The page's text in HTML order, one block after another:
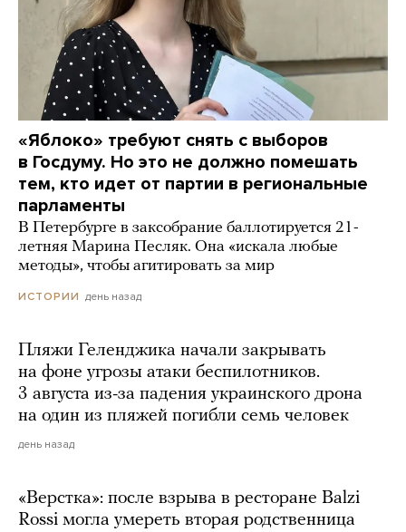
«Яблоко» требуют снять с выборов
в Госдуму. Но это не должно помешать
тем, кто идет от партии в региональные
парламенты
В Петербурге в заксобрание баллотируется 21-
летняя Марина Песляк. Она «искала любые
методы», чтобы агитировать за мир
ИСТОРИИ день назад
Пляжи Геленджика начали закрывать
на фоне угрозы атаки беспилотников.
3 августа из-за падения украинского дрона
на один из пляжей погибли семь человек
день назад
«Верстка»: после взрыва в ресторане Balzi
Rossi могла умереть вторая родственница